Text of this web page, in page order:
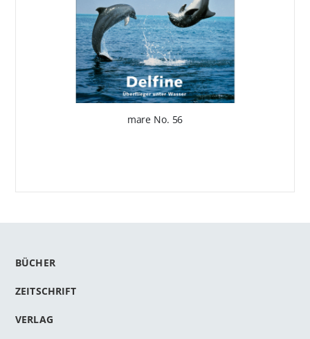
mare No. 56
BÜCHER
ZEITSCHRIFT
VERLAG